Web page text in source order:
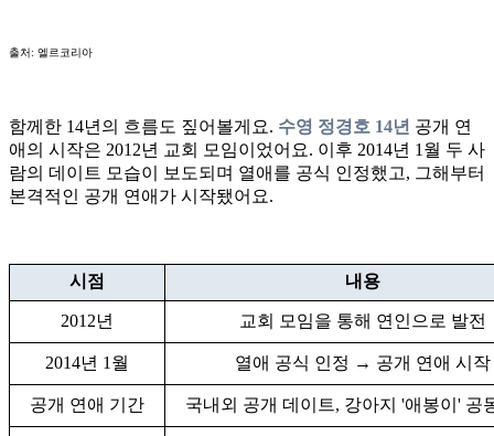
출처: 엘르코리아
함께한 14년의 흐름도 짚어볼게요. 수영 정경호 14년 공개 연
애의 시작은 2012년 교회 모임이었어요. 이후 2014년 1월 두 사
람의 데이트 모습이 보도되며 열애를 공식 인정했고, 그해부터
본격적인 공개 연애가 시작됐어요.
시점 내용
2012년 교회 모임을 통해 연인으로 발전
2014년 1월 열애 공식 인정 → 공개 연애 시작
공개 연애 기간 국내외 공개 데이트, 강아지 '애봉이' 공